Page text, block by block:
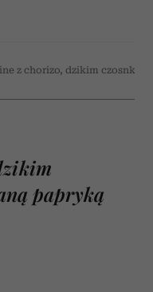
z chorizo, dzikim
papryką